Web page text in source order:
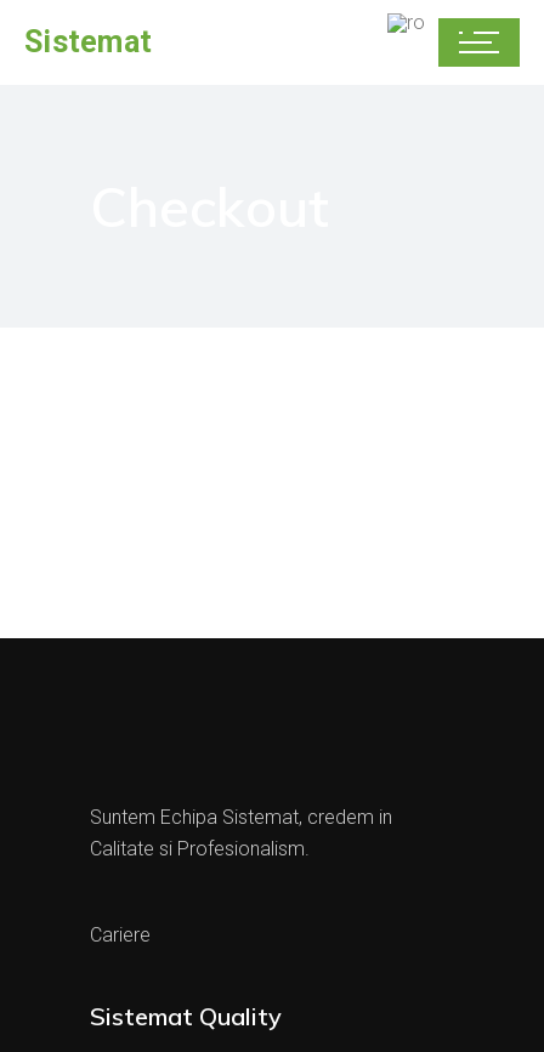
Sistemat
Suntem Echipa Sistemat, credem in
Calitate si Profesionalism.
Cariere
Sistemat Quality